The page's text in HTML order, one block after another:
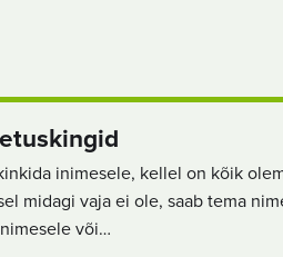
inimesele, kellel on kõik
midagi vaja ei ole, saab tema
või…